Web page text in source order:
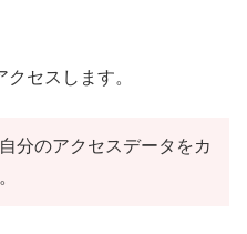
セスします。
分のアクセスデータをカ